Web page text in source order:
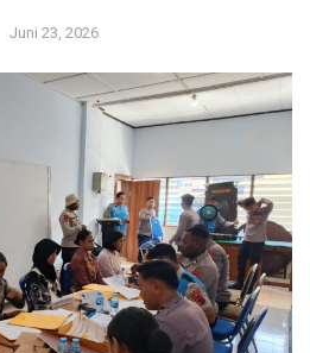
Juni 23, 2026